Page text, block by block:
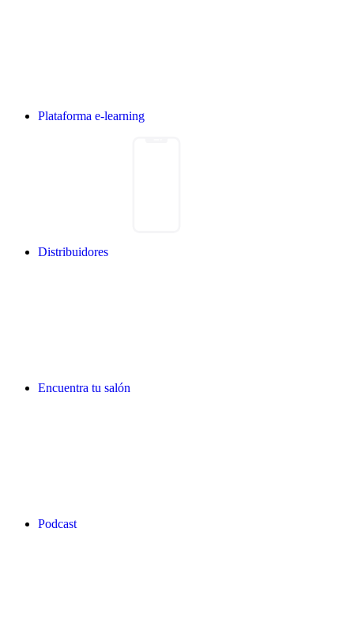
Plataforma e-learning
Distribuidores
Encuentra tu salón
Podcast